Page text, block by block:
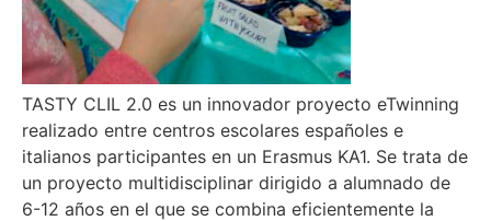
TASTY CLIL 2.0 es un innovador proyecto eTwinning
realizado entre centros escolares españoles e
italianos participantes en un Erasmus KA1. Se trata de
un proyecto multidisciplinar dirigido a alumnado de
6-12 años en el que se combina eficientemente la